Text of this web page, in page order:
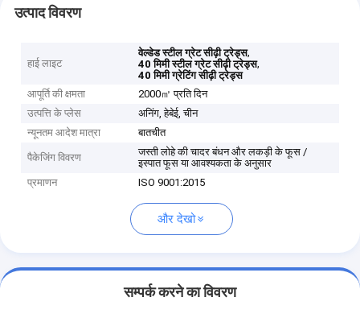
उत्पाद विवरण
हाई लाइट
वेल्डेड स्टील ग्रेट सीढ़ी ट्रेड्स,
40 मिमी स्टील ग्रेट सीढ़ी ट्रेड्स,
40 मिमी ग्रेटिंग सीढ़ी ट्रेड्स
आपूर्ति की क्षमता
2000㎡ प्रति दिन
उत्पत्ति के प्लेस
अनिंग, हेबेई, चीन
न्यूनतम आदेश मात्रा
बातचीत
पैकेजिंग विवरण
जस्ती लोहे की चादर बंधन और लकड़ी के फूस /
इस्पात फूस या आवश्यकता के अनुसार
प्रमाणन
ISO 9001:2015
और देखो
सम्पर्क करने का विवरण